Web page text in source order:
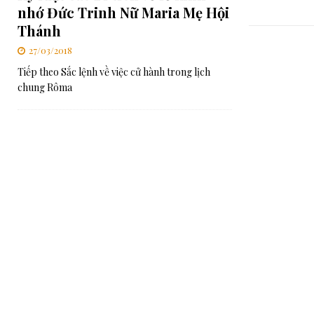
nhớ Đức Trinh Nữ Maria Mẹ Hội
Thánh
27/03/2018
Tiếp theo Sắc lệnh về việc cử hành trong lịch
chung Rôma